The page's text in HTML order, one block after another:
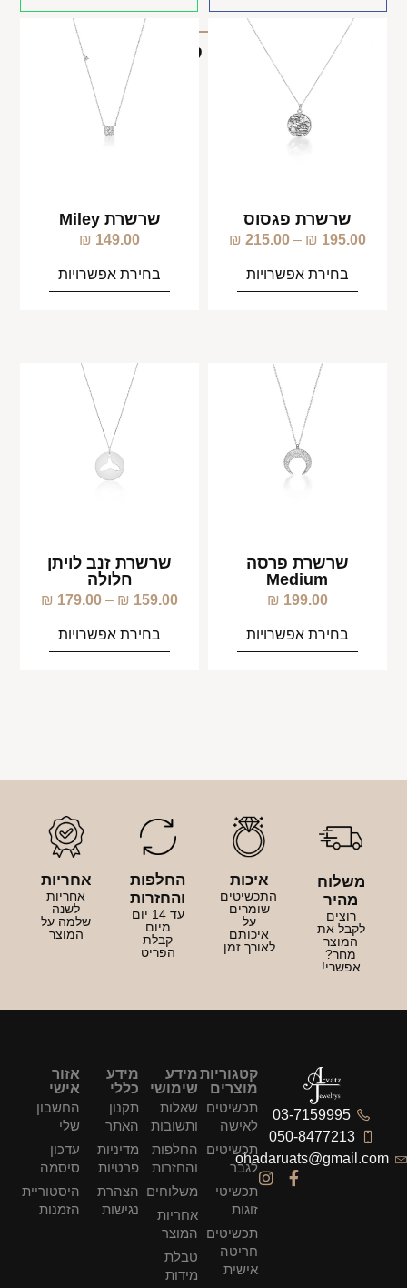
מוצרים קשורים
שרשרת פגסוס
195.00
₪
–
215.00
₪
בחירת אפשרויות
שרשרת Miley
149.00
₪
בחירת אפשרויות
שרשרת פרסה
Medium
199.00
₪
בחירת אפשרויות
שרשרת זנב לויתן
חלולה
159.00
₪
–
179.00
₪
בחירת אפשרויות
משלוח
מהיר
רוצים
לקבל את
המוצר
מחר?
אפשרי!
איכות
התכשיטים
שומרים
על
איכותם
לאורך זמן
החלפות
והחזרות
עד 14 יום
מיום
קבלת
הפריט
אחריות
אחריות
לשנה
שלמה על
המוצר
03-7159995
050-8477213
ohadaruats@gmail.com
קטגוריות
מוצרים
תכשיטים
לאישה
תכשיטים
לגבר
תכשיטי
זוגות
תכשיטים
חריטה
אישית
מידע
שימושי
שאלות
ותשובות
החלפות
והחזרות
משלוחים
אחריות
המוצר
טבלת
מידות
מידע
כללי
תקנון
האתר
מדיניות
פרטיות
הצהרת
נגישות
אזור
אישי
החשבון
שלי
עדכון
סיסמה
היסטוריית
הזמנות